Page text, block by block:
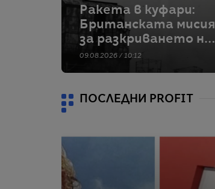
Ракета в куфари:
Британската мисия
за разкриването на
тайното оръжие на
09.08.2026 / 10:12
ПОСЛЕДНИ PROFIT